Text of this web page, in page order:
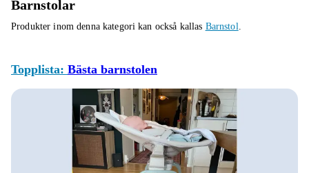
Barnstolar
Produkter inom denna kategori kan också kallas Barnstol.
Topplista: Bästa barnstolen